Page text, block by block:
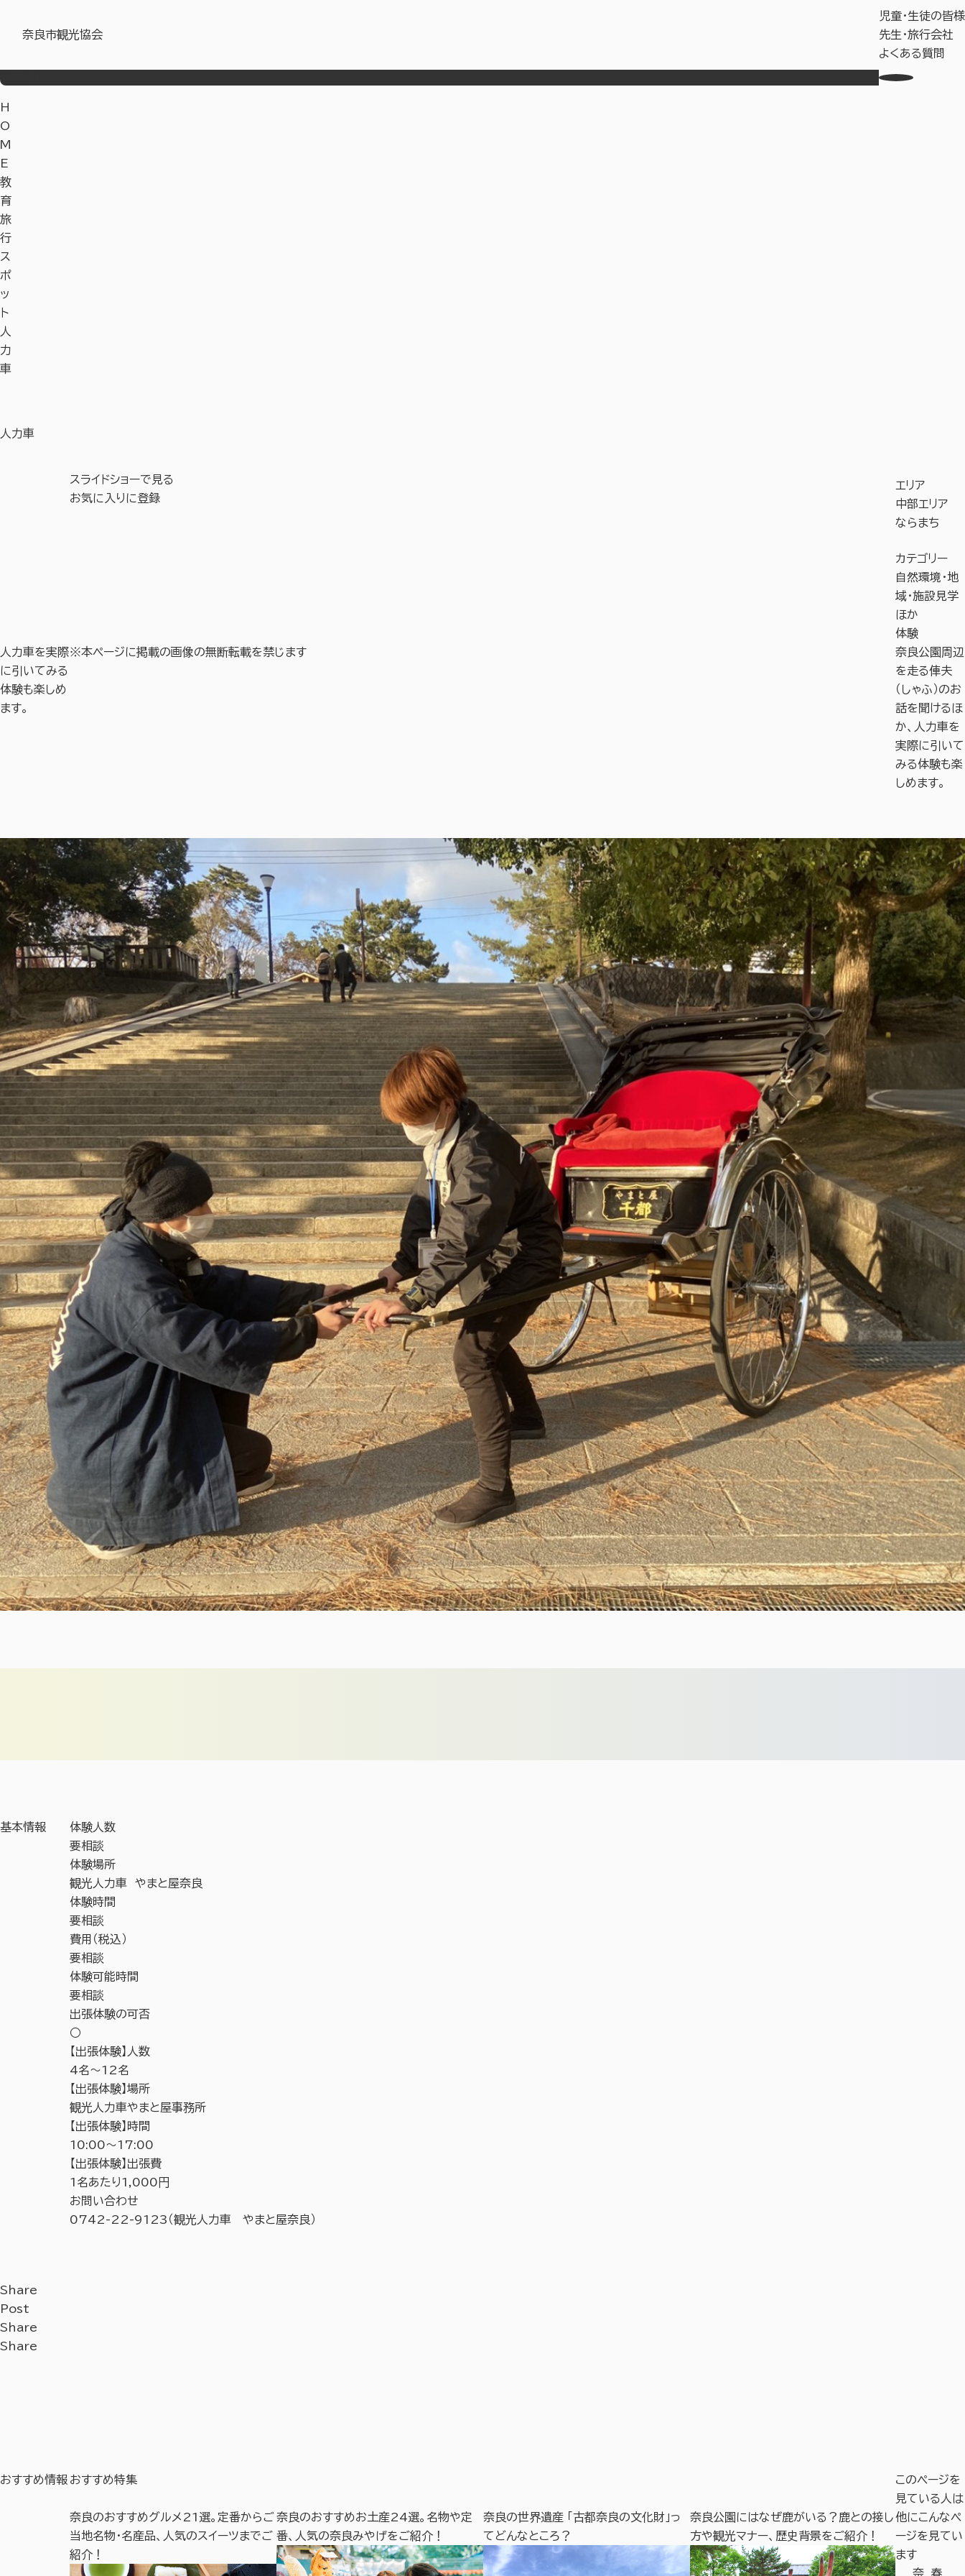
奈良市観光協会
児童・生徒の皆様
先生・旅行会社
よくある質問
H
O
M
E
教
育
旅
行
ス
ポ
ッ
ト
人
力
車
人力車
スライドショーで見る
お気に入りに登録
エリア
中部エリア
ならまち
カテゴリー
自然環境・地
域・施設見学
ほか
体験
人力車を実際
に引いてみる
体験も楽しめ
ます。
※本ページに掲載の画像の無断転載を禁じます
奈良公園周辺
を走る俥夫
（しゃふ）のお
話を聞けるほ
か、人力車を
実際に引いて
みる体験も楽
しめます。
基本情報
体験人数
要相談
体験場所
観光人力車 やまと屋奈良
体験時間
要相談
費用（税込）
要相談
体験可能時間
要相談
出張体験の可否
○
【出張体験】人数
4名～12名
【出張体験】場所
観光人力車やまと屋事務所
【出張体験】時間
10:00～17:00
【出張体験】出張費
1名あたり1,000円
お問い合わせ
0742-22-9123（観光人力車 やまと屋奈良）
Share
Post
Share
Share
おすすめ情報 おすすめ特集
奈良のおすすめグルメ21選。定番からご
当地名物・名産品、人気のスイーツまでご
紹介！
奈良のおすすめお土産24選。名物や定
番、人気の奈良みやげをご紹介！
奈良の世界遺産 「古都奈良の文化財」っ
てどんなところ？
奈良公園にはなぜ鹿がいる？鹿との接し
方や観光マナー、歴史背景をご紹介！
江戸から明
らまち」の見
このページを
見ている人は
他にこんなペ
ージを見てい
ます
奈
春